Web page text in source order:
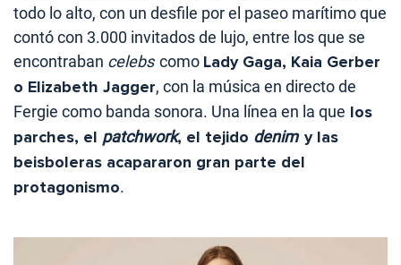
todo lo alto, con un desfile por el paseo marítimo que
contó con 3.000 invitados de lujo, entre los que se
encontraban celebs como Lady Gaga, Kaia Gerber
o Elizabeth Jagger, con la música en directo de
Fergie como banda sonora. Una línea en la que los
parches, el patchwork, el tejido denim y las
beisboleras acapararon gran parte del
protagonismo.